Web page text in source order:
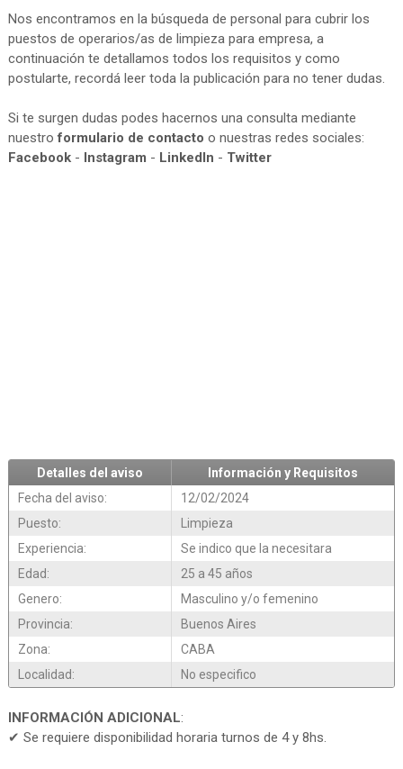
Nos encontramos en la búsqueda de personal para cubrir los
puestos de operarios/as de limpieza para empresa, a
continuación te detallamos todos los requisitos y como
postularte, recordá leer toda la publicación para no tener dudas.
Si te surgen dudas podes hacernos una consulta mediante
nuestroformulario de contacto o nuestras redes sociales:
Facebook- Instagram - LinkedIn - Twitter
Detalles del aviso
Información y Requisitos
Fecha del aviso:
12/02/2024
Puesto:
Limpieza
Experiencia:
Se indico que la necesitara
Edad:
25 a 45 años
Genero:
Masculino y/o femenino
Provincia:
Buenos Aires
Zona:
CABA
Localidad:
No especifico
INFORMACIÓN ADICIONAL:
✔ Se requiere disponibilidad horaria turnos de 4 y 8hs.